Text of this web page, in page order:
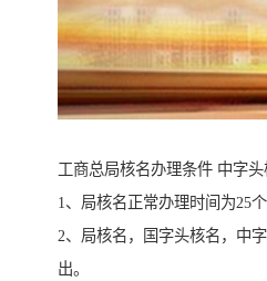
工商总局核名办理条件 中字头
1、局核名正常办理时间为25个
2、局核名，国字头核名，中
出。